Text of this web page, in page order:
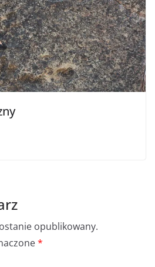
opublikowany.
*